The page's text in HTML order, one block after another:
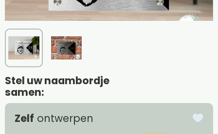
Stel uw naambordje
samen:
Zelf ontwerpen